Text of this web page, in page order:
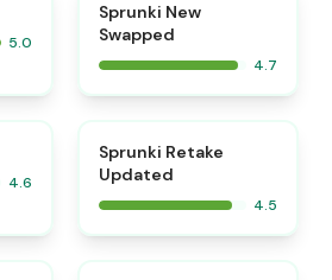
5.0
Sprunki New
Swapped
4.7
4.6
Sprunki Retake
Updated
4.5